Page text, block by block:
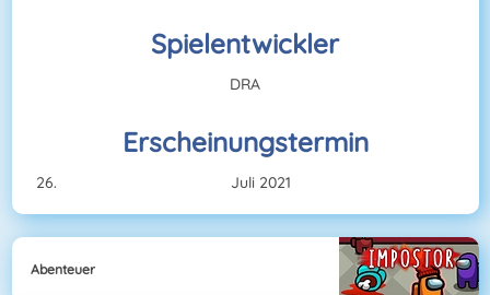
Spielentwickler
DRA
Erscheinungstermin
Juli 2021
Abenteuer